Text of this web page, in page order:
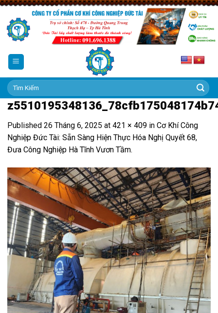
Skip
content
Tìm
kiếm:
Published 26 Tháng 6, 2025 at 421 × 409 in Cơ Khí Công
Nghiệp Đức Tài: Sẵn Sàng Hiện Thực Hóa Nghị Quyết 68,
Đưa Công Nghiệp Hà Tĩnh Vươn Tầm.